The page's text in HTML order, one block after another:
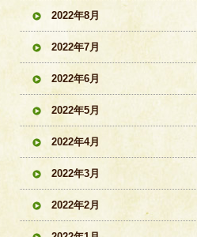
2022年8月
2022年7月
2022年6月
2022年5月
2022年4月
2022年3月
2022年2月